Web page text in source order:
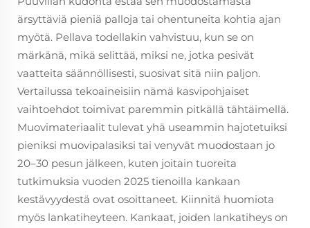
ärsyttäviä pieniä palloja tai ohentuneita kohtia ajan
myötä. Pellava todellakin vahvistuu, kun se on
märkänä, mikä selittää, miksi ne, jotka pesivät
vaatteita säännöllisesti, suosivat sitä niin paljon.
Vertailussa tekoaineisiin nämä kasvipohjaiset
vaihtoehdot toimivat paremmin pitkällä tähtäimellä.
Muovimateriaalit tulevat yhä useammin hajotetuiksi
pieniksi muovipalasiksi tai venyvät muodostaan jo
20–30 pesun jälkeen, kuten joitain tuoreita
tutkimuksia vuoden 2025 tienoilla kankaan
kestävyydestä ovat osoittaneet. Kiinnitä huomiota
myös lankatiheyteen. Kankaat, joiden lankatiheys on